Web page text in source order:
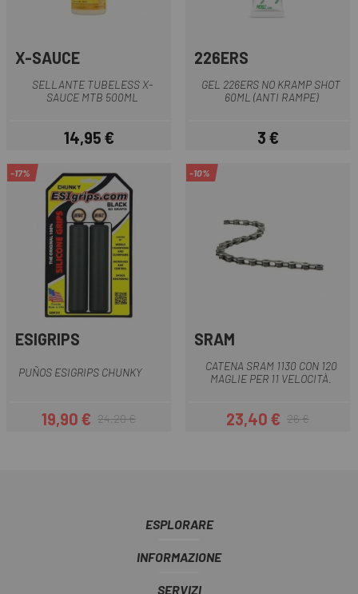
X-SAUCE
SELLANTE TUBELESS X-
SAUCE MTB 500ML
Prezzo
14,95 €
226ERS
GEL 226ERS NO KRAMP SHOT
60ML (ANTI RAMPE)
Prezzo
3 €
-17%
ESIGRIPS
PUÑOS ESIGRIPS CHUNKY
Prezzo
19,90 €Prezzo base
24,20 €
-10%
SRAM
CATENA SRAM 1130 CON 120
MAGLIE PER 11 VELOCITÀ.
Prezzo
23,40 €Prezzo base
26 €
ESPLORARE
INFORMAZIONE
SERVIZI